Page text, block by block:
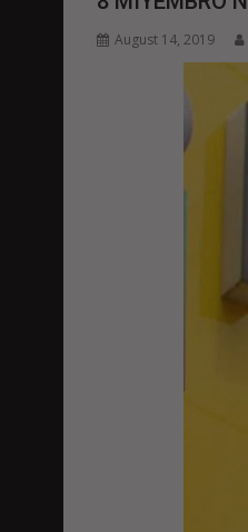
August 14, 2019